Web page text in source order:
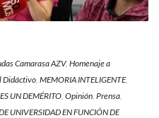
Camarasa AZV, Homenaje a
Didáctivo MEMORIA INTELIGENTE,
UN DEMÉRITO Opinión Prensa
UNIVERSIDAD EN FUNCIÓN DE